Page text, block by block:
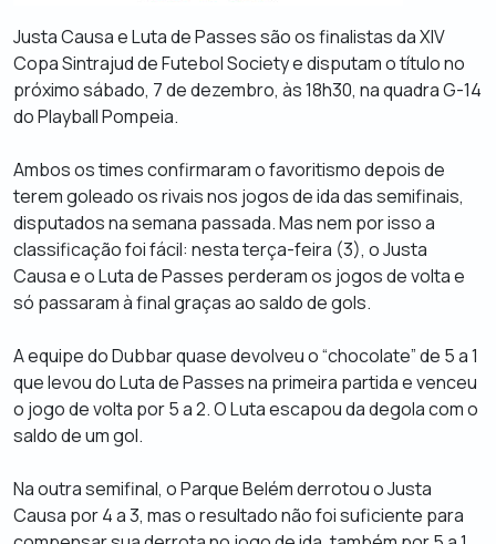
Justa Causa e Luta de Passes são os finalistas da XIV
Copa Sintrajud de Futebol Society e disputam o título no
próximo sábado, 7 de dezembro, às 18h30, na quadra G-14
do Playball Pompeia.
Ambos os times confirmaram o favoritismo depois de
terem goleado os rivais nos jogos de ida das semifinais,
disputados na semana passada. Mas nem por isso a
classificação foi fácil: nesta terça-feira (3), o Justa
Causa e o Luta de Passes perderam os jogos de volta e
só passaram à final graças ao saldo de gols.
A equipe do Dubbar quase devolveu o “chocolate” de 5 a 1
que levou do Luta de Passes na primeira partida e venceu
o jogo de volta por 5 a 2. O Luta escapou da degola com o
saldo de um gol.
Na outra semifinal, o Parque Belém derrotou o Justa
Causa por 4 a 3, mas o resultado não foi suficiente para